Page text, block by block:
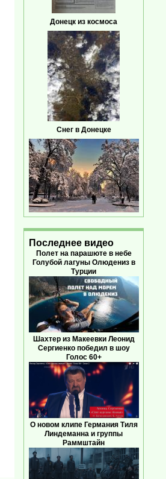
Донецк из космоса
Снег в Донецке
Последнее видео
Полет на парашюте в небе
Голубой лагуны Олюдениз в
Турции
Шахтер из Макеевки Леонид
Сергиенко победил в шоу
Голос 60+
О новом клипе Германия Тиля
Линдеманна и группы
Раммштайн